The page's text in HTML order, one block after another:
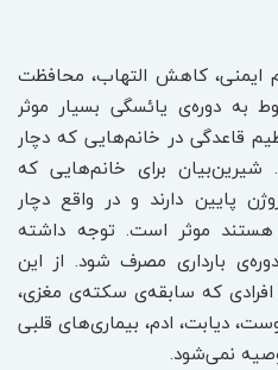
ایمنی، کاهش التهاب، محافظت
به دوره‌ی یائسگی بسیار موثر
قاعدگی در خانم‌هایی که دچار
برای خانم‌هایی که
پایین دارند و در واقع دچار
موثر است. توجه داشته
بارداری مصرف شود. از این
که سابقه‌ی سکته‌ی مغزی،
دیابت، ادم، بیماری‌های قلبی
نمی‌شود.